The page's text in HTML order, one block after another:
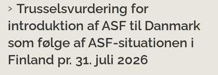
Trusselsvurdering for
introduktion af ASF til Danmark
som følge af ASF-situationen i
Finland pr. 31. juli 2026